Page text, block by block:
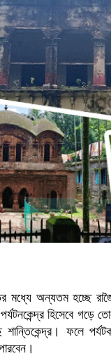
মধ্যে অন্যতম হচ্ছে
হিসেবে গড়ে
ফলে